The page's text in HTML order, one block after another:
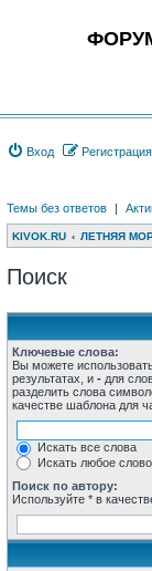
Вход Регистрация
Темы без ответов |
KIVOK.RU ЛЕТНЯЯ
Поиск
Ключевые слова:
Вы можете
результатах, и - для
разделить слова
качестве шаблона для
Искать все слова
Искать любое
Поиск по автору:
Используйте * в